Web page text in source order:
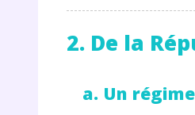
2. De la
a. Un